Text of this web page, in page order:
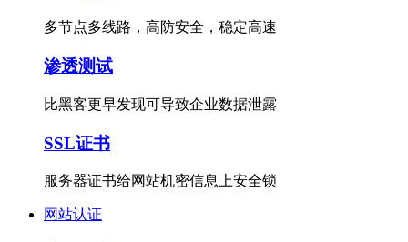
多节点多线路，高防安全，稳定高速
渗透测试
比黑客更早发现可导致企业数据泄露
SSL证书
服务器证书给网站机密信息上安全锁
网站认证